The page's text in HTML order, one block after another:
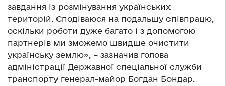
завдання із розмінування українських
територій. Сподіваюся на подальшу співпрацю,
оскільки роботи дуже багато і з допомогою
партнерів ми зможемо швидше очистити
українську землю», – зазначив голова
адміністрації Державної спеціальної служби
транспорту генерал-майор Богдан Бондар.